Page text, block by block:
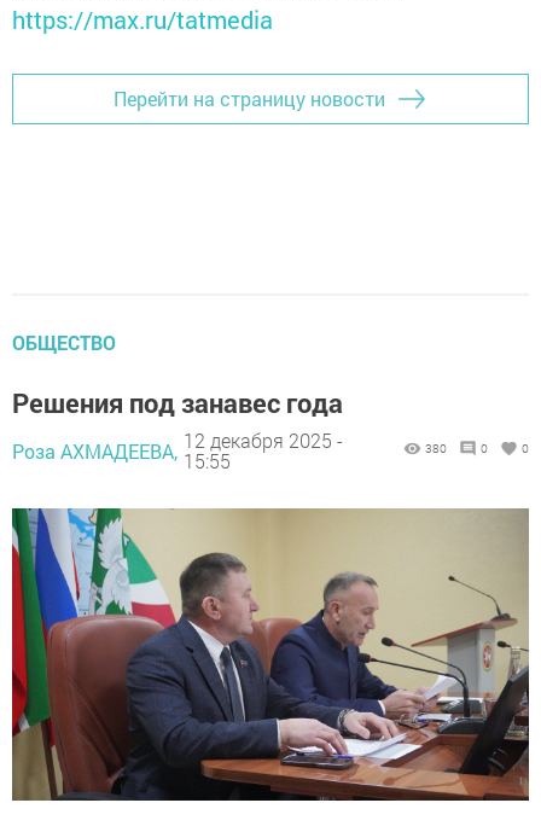
https://max.ru/tatmedia
Перейти на страницу новости
ОБЩЕСТВО
Решения под занавес года
Роза АХМАДЕЕВА, 12 декабря 2025 -
15:55
380 0 0